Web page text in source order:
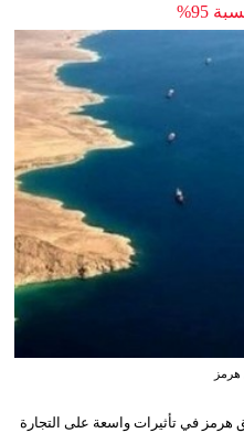
95%
في تأثيرات واسعة على التجارة